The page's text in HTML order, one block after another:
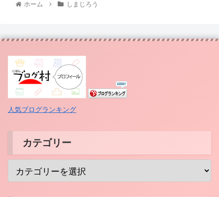
ホーム しまじろう
人気ブログランキング
カテゴリー